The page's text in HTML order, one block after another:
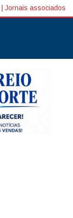
Jornais associados